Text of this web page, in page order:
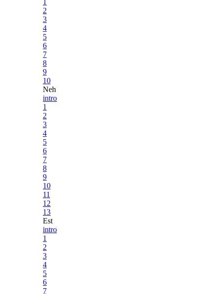
2
3
4
5
6
7
8
9
10
Neh
intro
1
2
3
4
5
6
7
8
9
10
11
12
13
Est
intro
1
2
3
4
5
6
7